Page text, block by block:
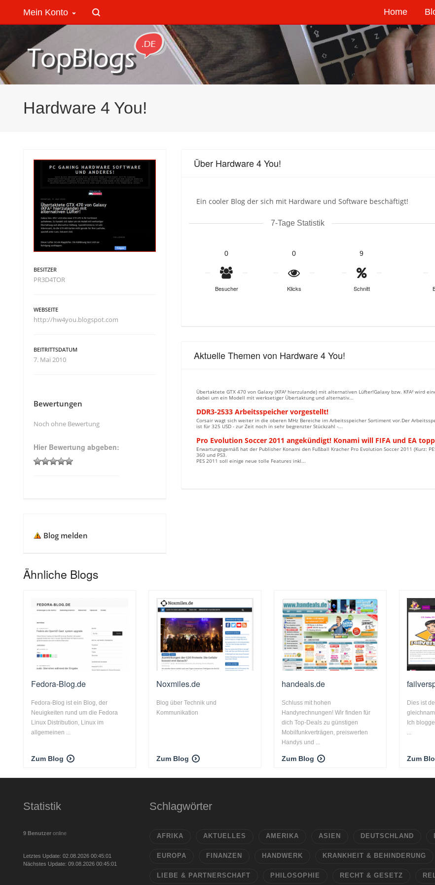
Home
Mein Konto
Hardware 4 You!
Über Hardware 4 You!
Ein cooler Blog der sich mit Hardware und Software beschäftigt!
7-Tage Statistik
0
Besucher
0
Klicks
9
Schnitt
Aktuelle Themen von Hardware 4 You!
Übertaktete GTX 470 von Galaxy (KFA² hierzulande) mit alternativen Lüfter!Galaxy bzw. KFA² wird
dabei um ein Modell mit werksetiger Übertaktung und alternativ...
DDR3-2533 Arbeitsspeicher vorgestellt!
Corsair wagt sich weiter in die oberen MHz Bereiche im Arbeitsspeicher Sortiment vor.Der
ist für 325 USD - zur Zeit noch in sehr begrenzter Stückzahl -...
Pro Evolution Soccer 2011 angekündigt! Konami will FIFA und EA
Erwartungsgemäß hat der Publisher Konami den Fußball Kracher Pro Evolution Soccer 2011 (Kurz:
360 und PS3.
PES 2011 soll einige neue tolle Features inkl...
BESITZER
PR3D4TOR
WEBSEITE
http://hw4you.blogspot.com
BEITRITTSDATUM
7. Mai 2010
Bewertungen
Noch ohne Bewertung
Hier Bewertung abgeben:
Blog melden
Ähnliche Blogs
Fedora-Blog.de
Fedora-Blog ist ein Blog, der
Neuigkeiten rund um die Fedora
Linux Distribution, Linux im
allgemeinen ...
Zum Blog
Noxmiles.de
Blog über Technik und
Kommunikation
Zum Blog
handeals.de
Schluss mit hohen
Handyrechnungen! Wir finden für
dich Top-Deals zu günstigen
Mobilfunkverträgen, preiswerten
Handys und ...
Zum Blog
Dies ist
Ich
...
Zum
Statistik
9 Benutzer online
Letztes Update: 02.08.2026 00:45:01
Nächstes Update: 09.08.2026 00:45:01
Schlagwörter
AFRIKA AKTUELLES AMERIKA ASIEN DEUTSCHLAND
EUROPA FINANZEN HANDWERK KRANKHEIT & BEHINDERUNG
LIEBE & PARTNERSCHAFT PHILOSOPHIE RECHT & GESETZ